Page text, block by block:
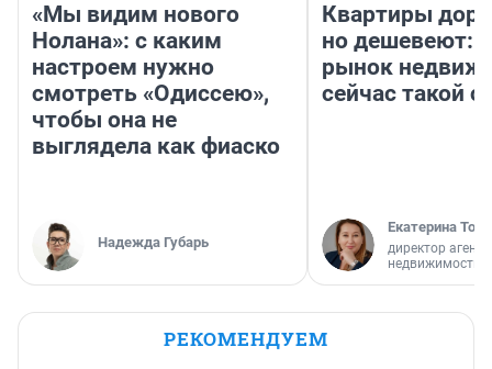
«Мы видим нового
Нолана»: с каким
настроем нужно
смотреть «Одиссею»,
чтобы она не
выглядела как фиаско
Надежда Губарь
Квартиры
но дешевеют:
рынок
сейчас такой
Екатерина
директор
недвижимости
РЕКОМЕНДУЕМ